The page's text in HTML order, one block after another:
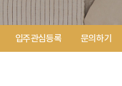
입주관심등록 문의하기